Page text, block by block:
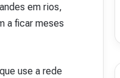
em rios,
a ficar meses
use a rede